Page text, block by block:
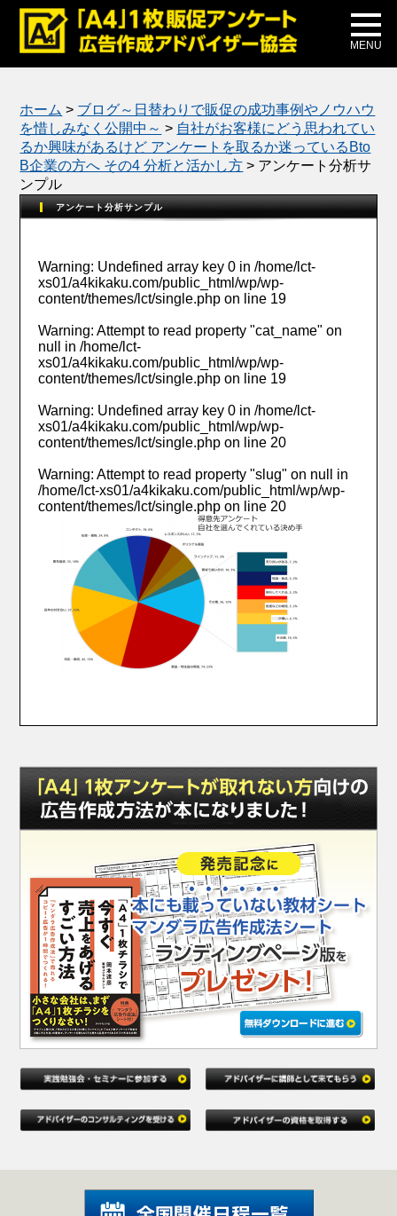
MENU
メディア掲載
公式ブログ
ホーム > ブログ～日替わりで販促の成功事例やノウハウ
を惜しみなく公開中～ > 自社がお客様にどう思われてい
るか興味があるけど アンケートを取るか迷っているBto
B企業の方へ その4 分析と活かし方 > アンケート分析サ
ンプル
アンケート分析サンプル
Warning: Undefined array key 0 in/home/lct-
xs01/a4kikaku.com/public_html/wp/wp-
content/themes/lct/single.php on line 19
Warning: Attempt to read property "cat_name" on
null in/home/lct-
xs01/a4kikaku.com/public_html/wp/wp-
content/themes/lct/single.php on line 19
Warning: Undefined array key 0 in/home/lct-
xs01/a4kikaku.com/public_html/wp/wp-
content/themes/lct/single.php on line 20
Warning: Attempt to read property "slug" on null in
/home/lct-xs01/a4kikaku.com/public_html/wp/wp-
content/themes/lct/single.php on line 20